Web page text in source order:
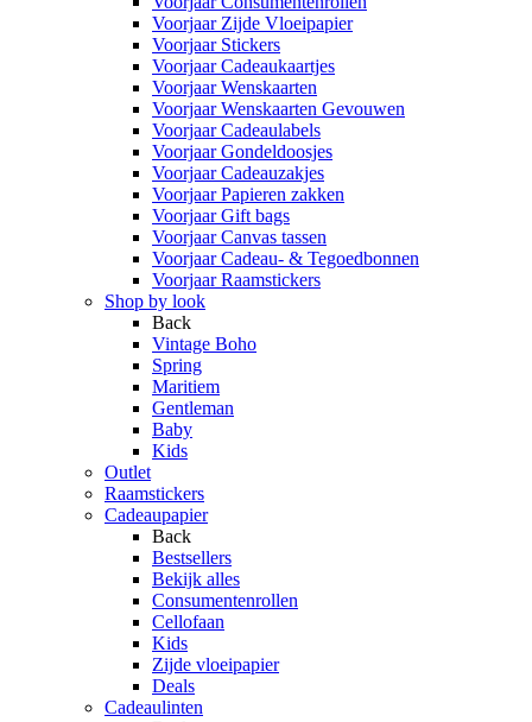
Voorjaar Zijde Vloeipapier
Voorjaar Stickers
Voorjaar Cadeaukaartjes
Voorjaar Wenskaarten
Voorjaar Wenskaarten Gevouwen
Voorjaar Cadeaulabels
Voorjaar Gondeldoosjes
Voorjaar Cadeauzakjes
Voorjaar Papieren zakken
Voorjaar Gift bags
Voorjaar Canvas tassen
Voorjaar Cadeau- & Tegoedbonnen
Voorjaar Raamstickers
Shop by look
Back
Vintage Boho
Spring
Maritiem
Gentleman
Baby
Kids
Outlet
Raamstickers
Cadeaupapier
Back
Bestsellers
Bekijk alles
Consumentenrollen
Cellofaan
Kids
Zijde vloeipapier
Deals
Cadeaulinten